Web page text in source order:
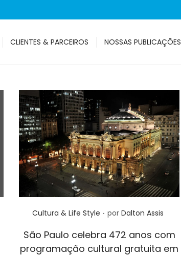
CLIENTES & PARCEIROS NOSSAS PUBLICAÇÕES
Posted in
Cultura & Life Style . por Dalton Assis
São Paulo celebra 472 anos com
programação cultural gratuita em